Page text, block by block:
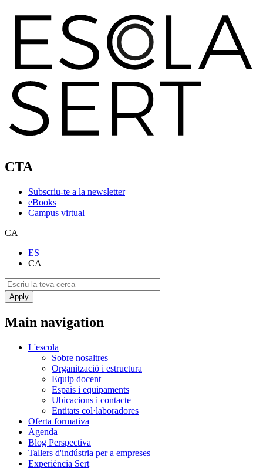
CTA
Subscriu-te a la newsletter
eBooks
Campus virtual
CA
ES
CA
Main navigation
L'escola
Sobre nosaltres
Organització i estructura
Equip docent
Espais i equipaments
Ubicacions i contacte
Entitats col·laboradores
Oferta formativa
Agenda
Blog Perspectiva
Tallers d'indústria per a empreses
Experiència Sert